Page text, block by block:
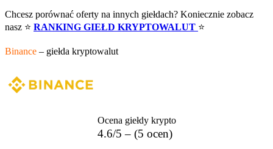
Chcesz porównać oferty na innych giełdach? Koniecznie zobacz
nasz ⭐ RANKING GIEŁD KRYPTOWALUT ⭐
Binance – giełda kryptowalut
Ocena giełdy krypto
4.6/5 – (5 ocen)